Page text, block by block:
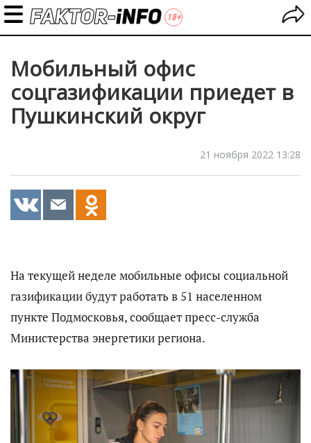
Мобильный офис
соцгазификации приедет в
Пушкинский округ
21 ноября 2022 13:28
На текущей неделе мобильные офисы социальной
газификации будут работать в 51 населенном
пункте Подмосковья, сообщает пресс-служба
Министерства энергетики региона.